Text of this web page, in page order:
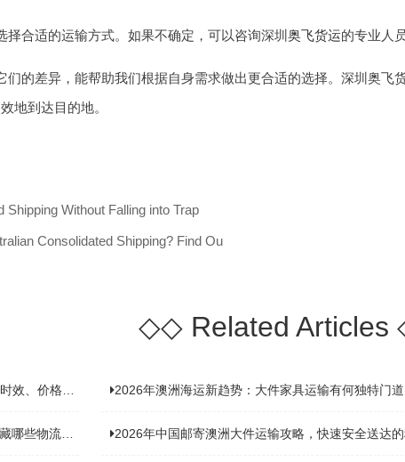
择合适的运输方式。如果不确定，可以咨询深圳 奥飞货运的专业人
的差异，能帮助我们根据自身需求做出更合适的选择。深圳奥飞
地到达目的地。
Without Falling into Trap
Consolidated Shipping? Find Ou
◇◇Related Articles
全维度对比 2026年澳洲海运新趋势：大件家具运输有何独特门道
流新机遇？ 2026年中国邮寄澳洲大件运输攻略，快速安全送达的秘诀大揭